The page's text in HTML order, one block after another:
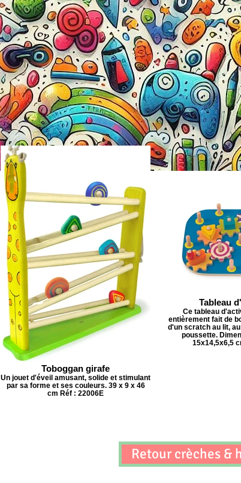
Toboggan girafe
Un jouet d'éveil amusant, solide et stimulant
par sa forme et ses couleurs. 39 x 9 x 46
cm Réf : 22006E
Tableau
Ce tableau
entièrement fait de
d'un scratch au lit,
poussette.
15x14,5x6,5
Retour crèches &